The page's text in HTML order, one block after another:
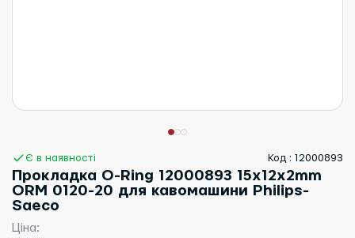
Є в наявності Код : 12000893
Прокладка O-Ring 12000893 15x12x2mm
ORM 0120-20 для кавомашини Philips-
Saeco
Ціна: